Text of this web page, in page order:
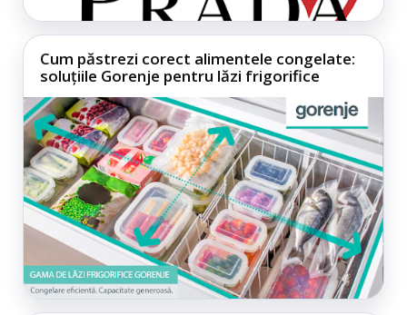
Cum păstrezi corect alimentele congelate:
soluțiile Gorenje pentru lăzi frigorifice